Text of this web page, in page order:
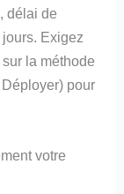
délai de
Exigez
la méthode
pour
votre